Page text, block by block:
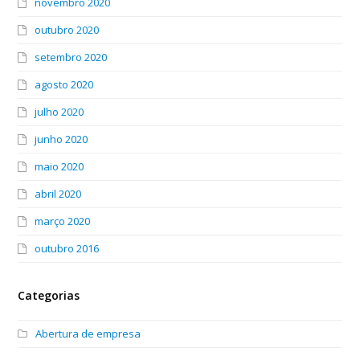
outubro 2020
setembro 2020
agosto 2020
julho 2020
junho 2020
maio 2020
abril 2020
março 2020
outubro 2016
Categorias
Abertura de empresa